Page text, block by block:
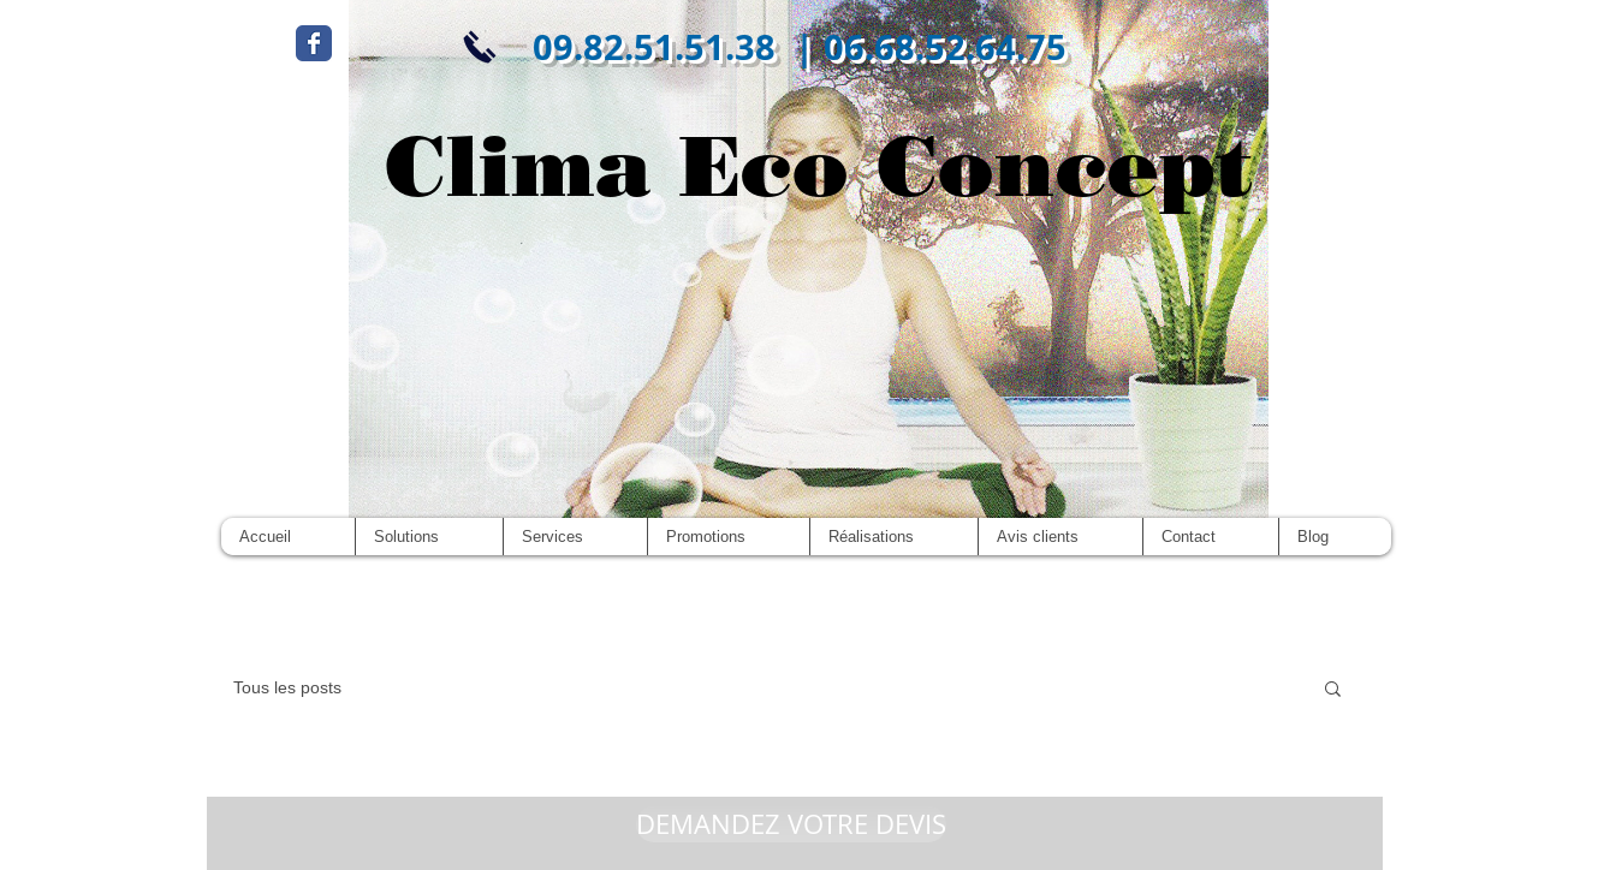
09.82.51.51.38 | 06.68.52.64.75
Clima Eco Concept
Accueil Solutions Services Promotions Réalisations Avis clients Contact Blog
Tous les posts
DEMANDEZ VOTRE DEVIS